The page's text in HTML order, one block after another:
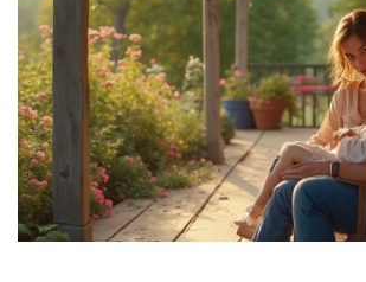
родителей. Поделимся советами, как
поддерживать развитие таких
малышей.